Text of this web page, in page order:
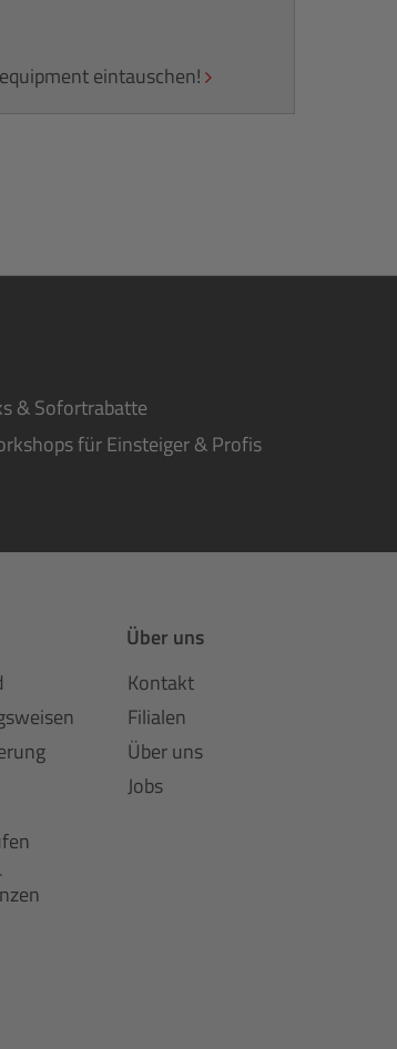
eintauschen!
& Sofortrabatte
für Einsteiger & Profis
Über uns
Kontakt
Filialen
Über uns
Jobs